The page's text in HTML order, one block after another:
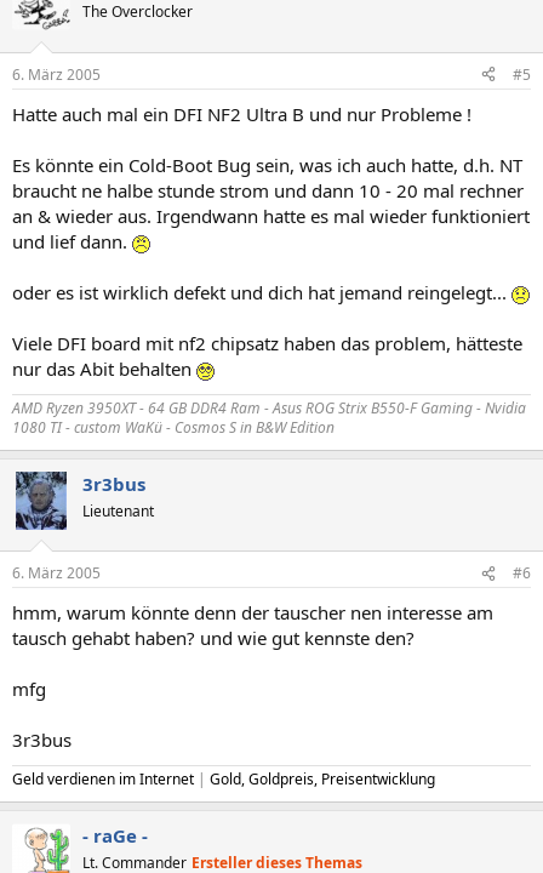
The Overclocker
6. März 2005 #5
Hatte auch mal ein DFI NF2 Ultra B und nur Probleme !
Es könnte ein Cold-Boot Bug sein, was ich auch hatte, d.h. NT
braucht ne halbe stunde strom und dann 10 - 20 mal rechner
an & wieder aus. Irgendwann hatte es mal wieder funktioniert
und lief dann.
oder es ist wirklich defekt und dich hat jemand reingelegt...
Viele DFI board mit nf2 chipsatz haben das problem, hätteste
nur das Abit behalten
AMD Ryzen 3950XT - 64 GB DDR4 Ram - Asus ROG Strix B550-F Gaming - Nvidia
1080 TI - custom WaKü - Cosmos S in B&W Edition
3r3bus
Lieutenant
6. März 2005 #6
hmm, warum könnte denn der tauscher nen interesse am
tausch gehabt haben? und wie gut kennste den?
mfg
3r3bus
Geld verdienen im Internet | Gold, Goldpreis, Preisentwicklung
- raGe -
Lt. Commander Ersteller dieses Themas